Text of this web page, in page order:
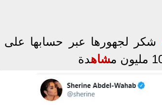
شكر لجهورها عبر حسابها على
شاهدة